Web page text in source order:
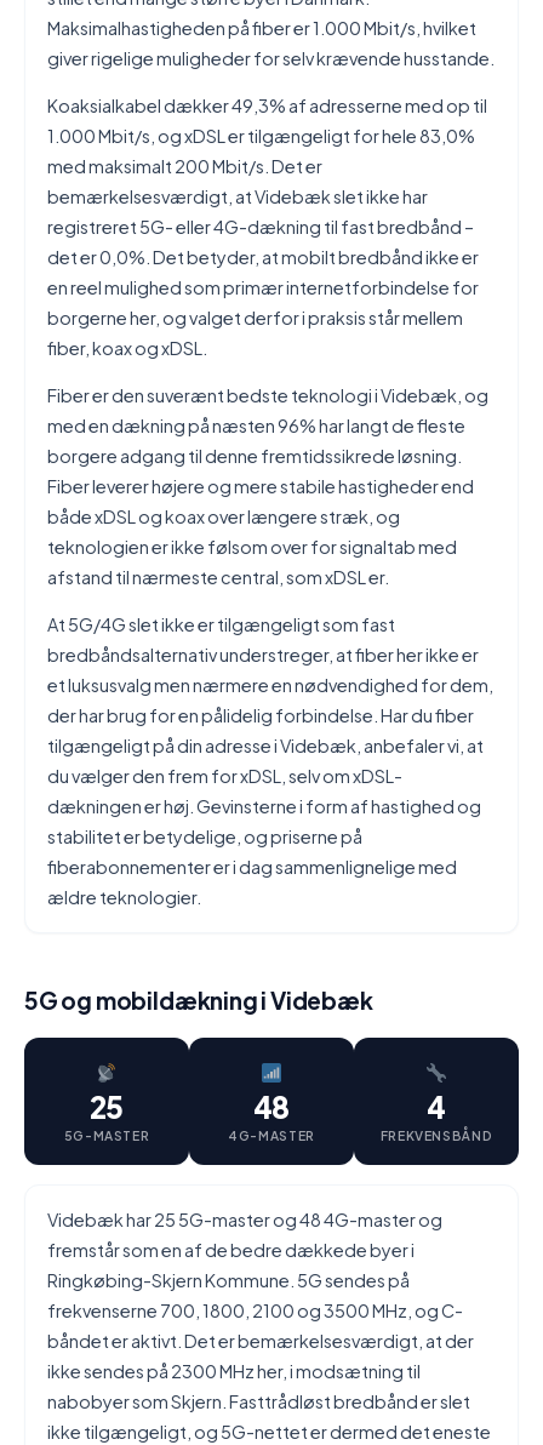
Maksimalhastigheden på fiber er 1.000 Mbit/s, hvilket
giver rigelige muligheder for selv krævende husstande.
Koaksialkabel dækker 49,3% af adresserne med op til
1.000 Mbit/s, og xDSL er tilgængeligt for hele 83,0%
med maksimalt 200 Mbit/s. Det er
bemærkelsesværdigt, at Videbæk slet ikke har
registreret 5G- eller 4G-dækning til fast bredbånd –
det er 0,0%. Det betyder, at mobilt bredbånd ikke er
en reel mulighed som primær internetforbindelse for
borgerne her, og valget derfor i praksis står mellem
fiber, koax og xDSL.
Fiber er den suverænt bedste teknologi i Videbæk, og
med en dækning på næsten 96% har langt de fleste
borgere adgang til denne fremtidssikrede løsning.
Fiber leverer højere og mere stabile hastigheder end
både xDSL og koax over længere stræk, og
teknologien er ikke følsom over for signaltab med
afstand til nærmeste central, som xDSL er.
At 5G/4G slet ikke er tilgængeligt som fast
bredbåndsalternativ understreger, at fiber her ikke er
et luksusvalg men nærmere en nødvendighed for dem,
der har brug for en pålidelig forbindelse. Har du fiber
tilgængeligt på din adresse i Videbæk, anbefaler vi, at
du vælger den frem for xDSL, selv om xDSL-
dækningen er høj. Gevinsterne i form af hastighed og
stabilitet er betydelige, og priserne på
fiberabonnementer er i dag sammenlignelige med
ældre teknologier.
5G og mobildækning i Videbæk
25
5G-MASTER
48
4G-MASTER
4
FREKVENSBÅND
Videbæk har 25 5G-master og 48 4G-master og
fremstår som en af de bedre dækkede byer i
Ringkøbing-Skjern Kommune. 5G sendes på
frekvenserne 700, 1800, 2100 og 3500 MHz, og C-
båndet er aktivt. Det er bemærkelsesværdigt, at der
ikke sendes på 2300 MHz her, i modsætning til
nabobyer som Skjern. Fasttrådløst bredbånd er slet
ikke tilgængeligt, og 5G-nettet er dermed det eneste